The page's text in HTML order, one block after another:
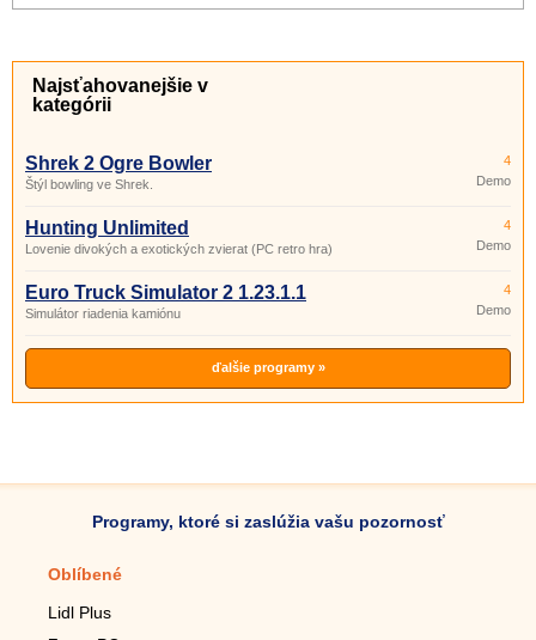
Najsťahovanejšie v
kategórii
Shrek 2 Ogre Bowler
Štýl bowling ve Shrek.
4
Demo
Hunting Unlimited
Lovenie divokých a exotických zvierat (PC retro hra)
4
Demo
Euro Truck Simulator 2 1.23.1.1
Simulátor riadenia kamiónu
4
Demo
ďalšie programy »
Programy, ktoré si zaslúžia vašu pozornosť
Oblíbené
Lidl Plus